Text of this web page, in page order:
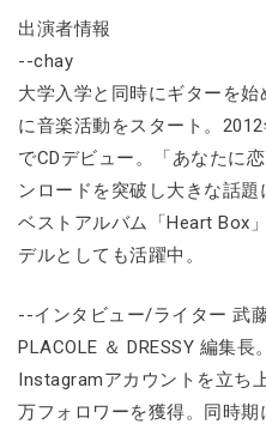
出演者情報
--chay
大学入学と同時にギターを
に音楽活動をスタート。
でCDデビュー。「あなたに
ンロードを突破し大きな話
ベストアルバム「Heart Box
デルとしても活躍中。
--インタビュー/ライター 武
PLACOLE ＆ DRESSY 編集
Instagramアカウントを立ち
万フォロワーを獲得。同時期